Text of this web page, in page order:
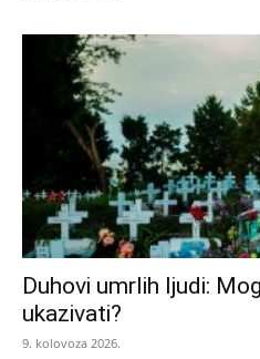
Duhovi umrlih ljudi:
ukazivati?
9. kolovoza 2026.